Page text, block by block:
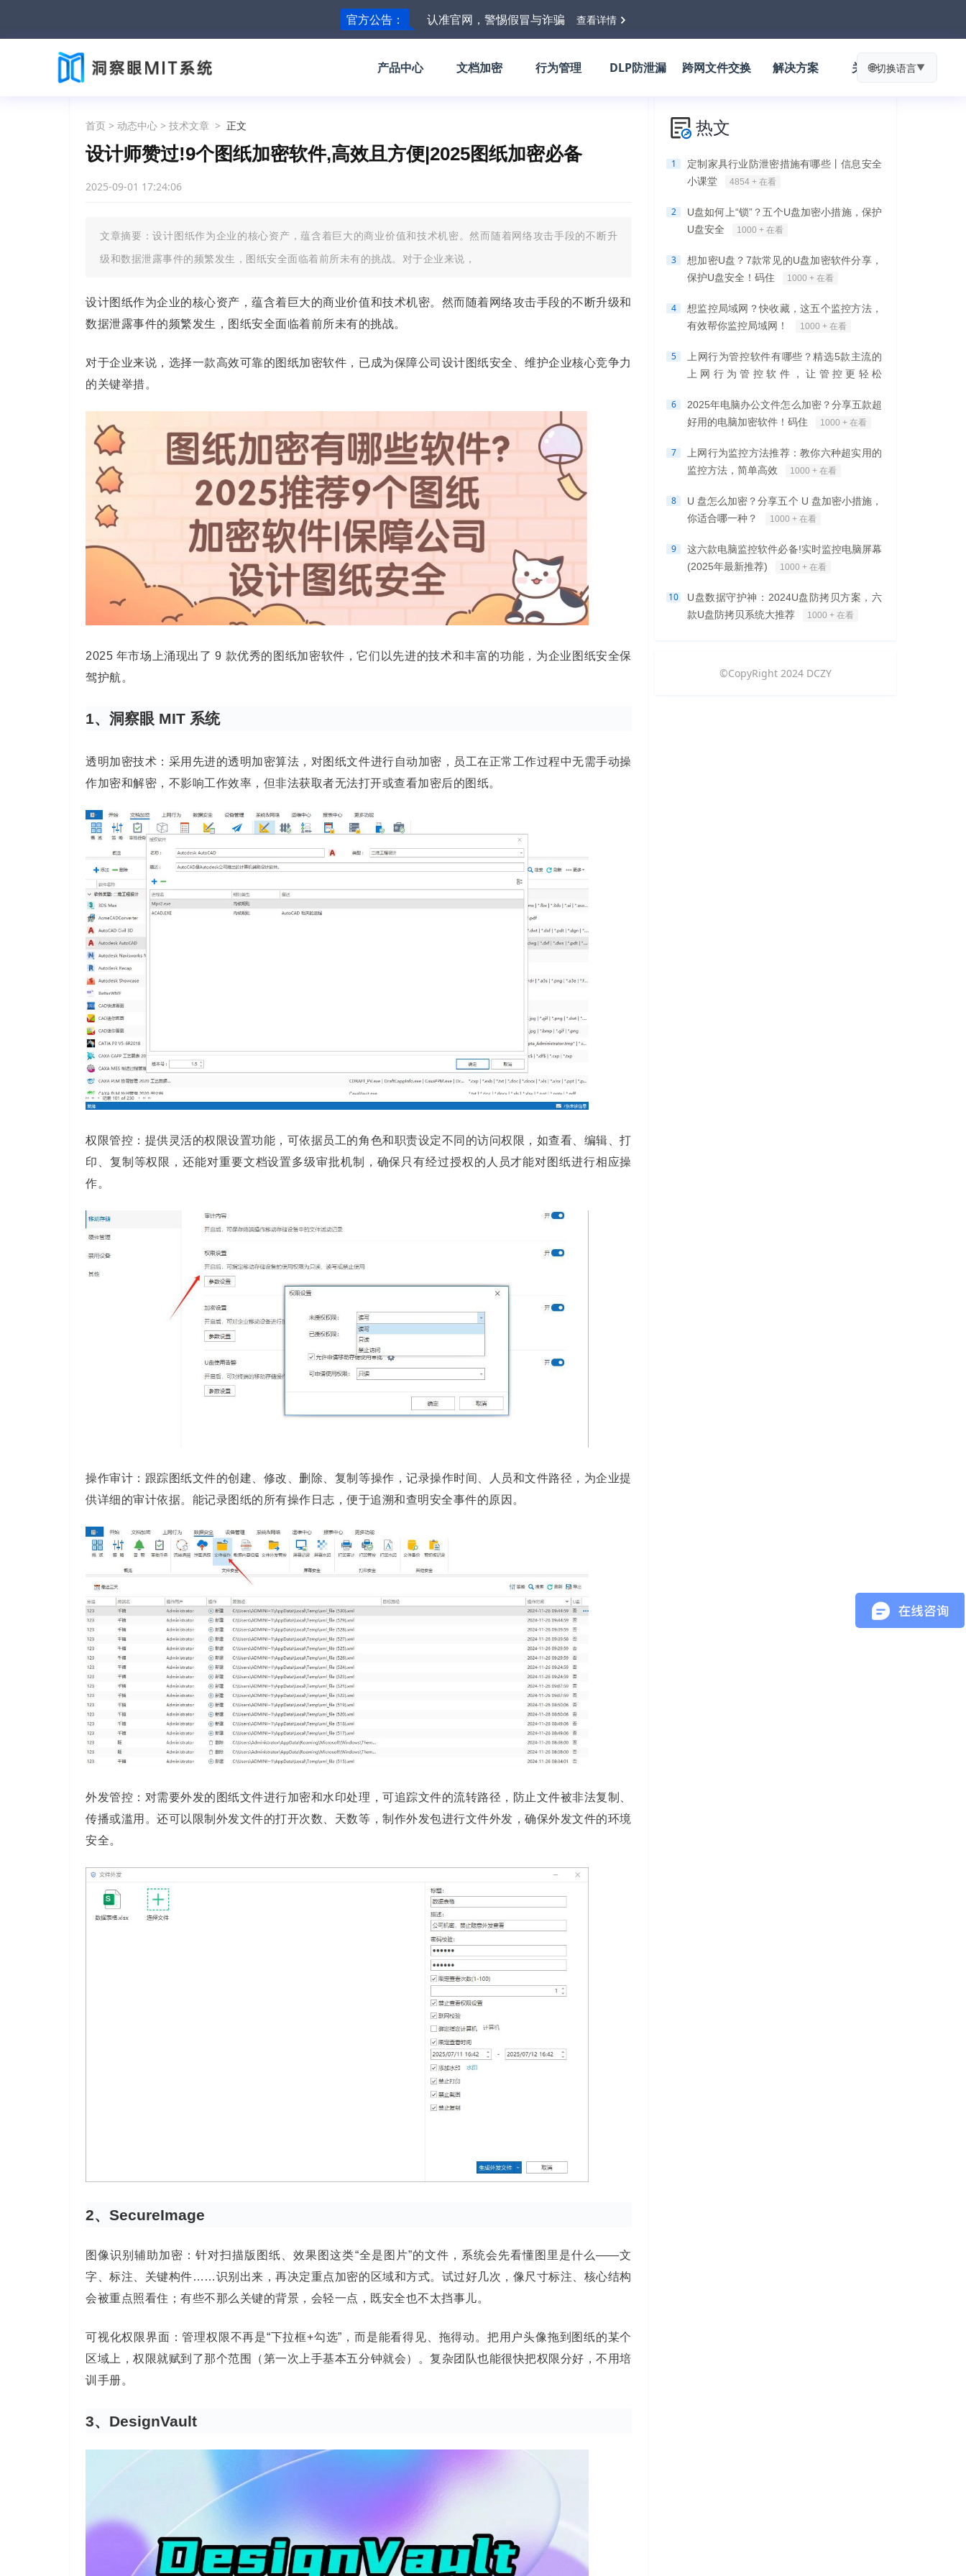
官方公告： 认准官网，警惕假冒与诈骗 查看详情
产品中心 文档加密 行为管理 DLP防泄漏 跨网文件交换 解决方案 关于我们
🌐切换语言▼
首页 > 动态中心 > 技术文章 > 正文
设计师赞过!9个图纸加密软件,高效且方便|2025图纸加密必备
2025-09-01 17:24:06
文章摘要：设计图纸作为企业的核心资产，蕴含着巨大的商业价值和技术机密。然而随着网络攻击手段的不断升
级和数据泄露事件的频繁发生，图纸安全面临着前所未有的挑战。对于企业来说，
设计图纸作为企业的核心资产，蕴含着巨大的商业价值和技术机密。然而随着网络攻击手段的不断升级和
数据泄露事件的频繁发生，图纸安全面临着前所未有的挑战。
对于企业来说，选择一款高效可靠的图纸加密软件，已成为保障公司设计图纸安全、维护企业核心竞争力
的关键举措。
2025 年市场上涌现出了 9 款优秀的图纸加密软件，它们以先进的技术和丰富的功能，为企业图纸安全保
驾护航。
1、洞察眼 MIT 系统
透明加密技术：采用先进的透明加密算法，对图纸文件进行自动加密，员工在正常工作过程中无需手动操
作加密和解密，不影响工作效率，但非法获取者无法打开或查看加密后的图纸。
权限管控：提供灵活的权限设置功能，可依据员工的角色和职责设定不同的访问权限，如查看、编辑、打
印、复制等权限，还能对重要文档设置多级审批机制，确保只有经过授权的人员才能对图纸进行相应操
作。
操作审计：跟踪图纸文件的创建、修改、删除、复制等操作，记录操作时间、人员和文件路径，为企业提
供详细的审计依据。能记录图纸的所有操作日志，便于追溯和查明安全事件的原因。
外发管控：对需要外发的图纸文件进行加密和水印处理，可追踪文件的流转路径，防止文件被非法复制、
传播或滥用。还可以限制外发文件的打开次数、天数等，制作外发包进行文件外发，确保外发文件的环境
安全。
2、SecureImage
图像识别辅助加密：针对扫描版图纸、效果图这类“全是图片”的文件，系统会先看懂图里是什么——文
字、标注、关键构件……识别出来，再决定重点加密的区域和方式。试过好几次，像尺寸标注、核心结构
会被重点照看住；有些不那么关键的背景，会轻一点，既安全也不太挡事儿。
可视化权限界面：管理权限不再是“下拉框+勾选”，而是能看得见、拖得动。把用户头像拖到图纸的某个
区域上，权限就赋到了那个范围（第一次上手基本五分钟就会）。复杂团队也能很快把权限分好，不用培
训手册。
3、DesignVault
热文
1
定制家具行业防泄密措施有哪些丨信息安全
小课堂
4854 + 在看
2
U盘如何上“锁”？五个U盘加密小措施，保护
U盘安全
1000 + 在看
3
想加密U盘？7款常见的U盘加密软件分享，
保护U盘安全！码住
1000 + 在看
4
想监控局域网？快收藏，这五个监控方法，
有效帮你监控局域网！
1000 + 在看
5
上网行为管控软件有哪些？精选5款主流的
上网行为管控软件，让管控更轻松
6
2025年电脑办公文件怎么加密？分享五款超
好用的电脑加密软件！码住
1000 + 在看
7
上网行为监控方法推荐：教你六种超实用的
监控方法，简单高效
1000 + 在看
8
U 盘怎么加密？分享五个 U 盘加密小措施，
你适合哪一种？
1000 + 在看
9
这六款电脑监控软件必备!实时监控电脑屏幕
(2025年最新推荐)
1000 + 在看
10
U盘数据守护神：2024U盘防拷贝方案，六
款U盘防拷贝系统大推荐
1000 + 在看
©CopyRight 2024 DCZY